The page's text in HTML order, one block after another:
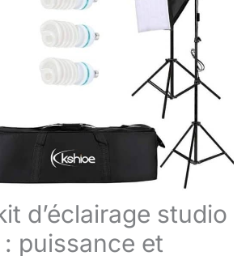
d’éclairage studio
puissance et